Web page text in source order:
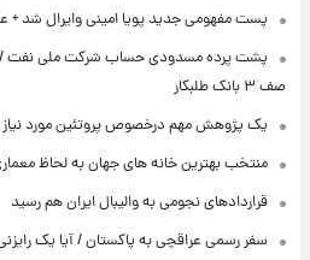
پست مفهومی جدید پویا امینی وایرال شد
پشت پرده‌ مسدودی حساب شرکت ملی نفت /
صف ۳ بانک طلبکار
یک پژوهش مهم درخصوص پروتئین مورد
منتخب بهترین خانه های جهان به لحاظ
قراردادهای نجومی به والیبال ایران هم رسید
سفر رسمی عراقچی به پاکستان / آیا یک